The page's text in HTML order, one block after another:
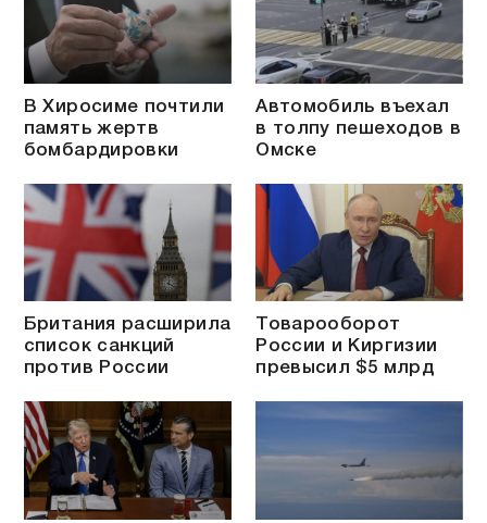
В Хиросиме почтили
память жертв
бомбардировки
Автомобиль въехал
в толпу пешеходов в
Омске
Британия расширила
список санкций
против России
Товарооборот
России и Киргизии
превысил $5 млрд